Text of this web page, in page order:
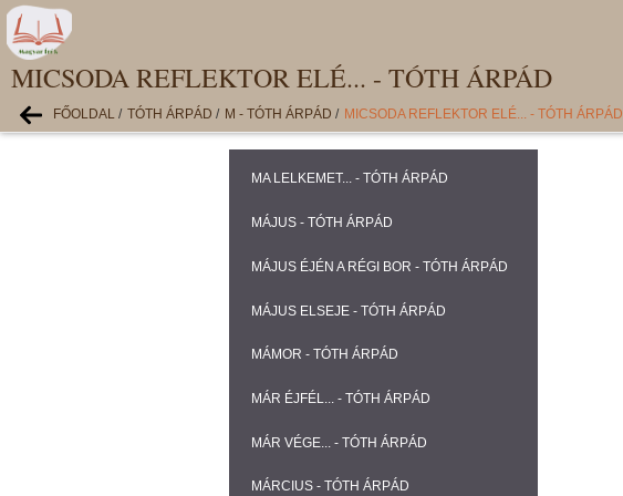
MICSODA REFLEKTOR ELÉ... - TÓTH ÁRPÁD
FŐOLDAL / TÓTH ÁRPÁD / M - TÓTH ÁRPÁD / MICSODA REFLEKTOR ELÉ... - TÓTH ÁRPÁD
MA LELKEMET... - TÓTH ÁRPÁD
MÁJUS - TÓTH ÁRPÁD
MÁJUS ÉJÉN A RÉGI BOR - TÓTH ÁRPÁD
MÁJUS ELSEJE - TÓTH ÁRPÁD
MÁMOR - TÓTH ÁRPÁD
MÁR ÉJFÉL... - TÓTH ÁRPÁD
MÁR VÉGE... - TÓTH ÁRPÁD
MÁRCIUS - TÓTH ÁRPÁD